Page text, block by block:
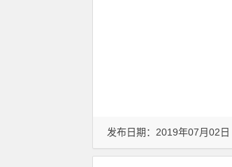
发布日期：2019年07月02日